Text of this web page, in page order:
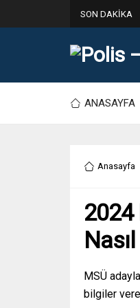
SON DAKİKA
ANASAYFA
Anasayfa
2024
MSÜ
bilgiler